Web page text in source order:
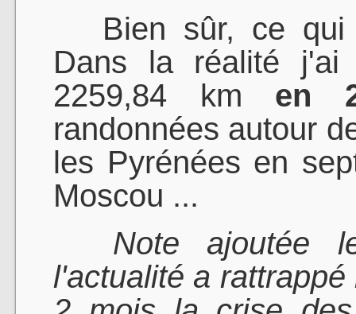
Bien sûr, ce qui
Dans la réalité j'ai
2259,84 km en
randonnées autour
les Pyrénées en
Moscou ...
Note ajoutée
l'actualité a